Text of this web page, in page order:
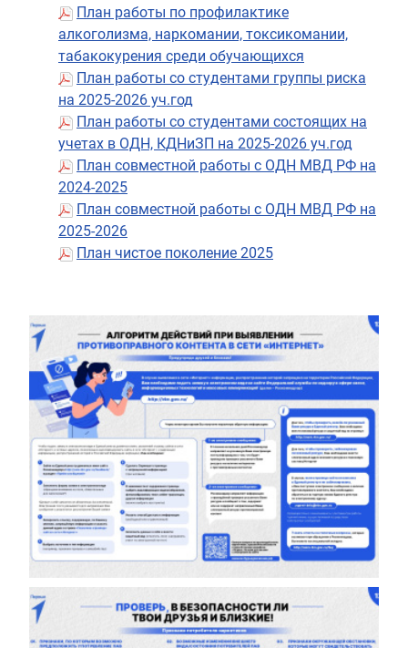
План работы по профилактике
алкоголизма, наркомании, токсикомании,
табакокурения среди обучающихся
План работы со студентами группы риска
на 2025-2026 уч.год
План работы со студентами состоящих на
учетах в ОДН, КДНиЗП на 2025-2026 уч.год
План совместной работы с ОДН МВД РФ на
2024-2025
План совместной работы с ОДН МВД РФ на
2025-2026
План чистое поколение 2025